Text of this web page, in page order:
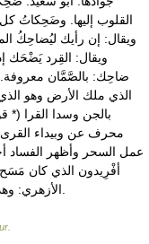
القلوب إليها. وضَحِكاتُ
ويقال: إن رأيك ليُضاحِكُ
ويقال: القِرد
ضاحِك: بالصَّمَّان معروفة.
الذي ملك الأرض وهو
بالجن وسدا القرا (*
محرف عن وبيداء القرى
عمل السحر وأظهر الفساد
أفْرِيدون الذي كان